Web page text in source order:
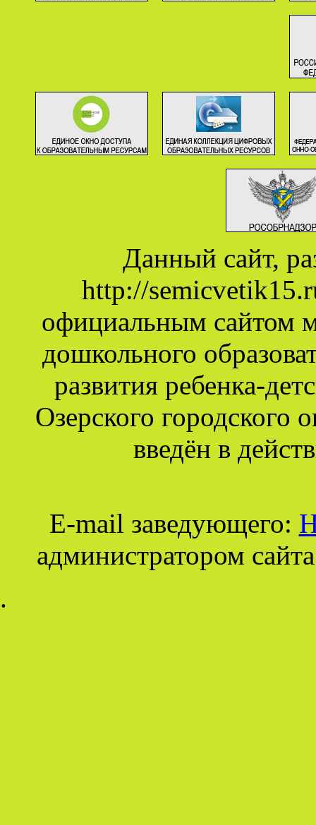
Данный сайт,
http://
официальным сайтом
дошкольного
развития ребенка-
Озерского городского
введён в
E-mail заведующего:
администратором
.